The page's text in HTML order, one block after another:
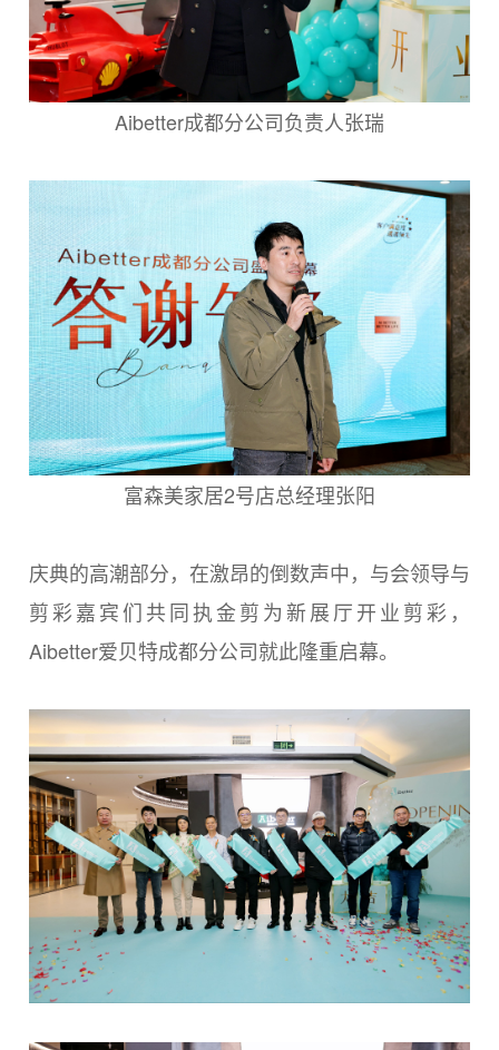
Aibetter成都分公司负责人张瑞
富森美家居2号店总经理张阳
庆典的高潮部分，在激昂的倒数声中，与会领导与
剪彩嘉宾们共同执金剪为新展厅开业剪彩，
Aibetter爱贝特成都分公司就此隆重启幕。